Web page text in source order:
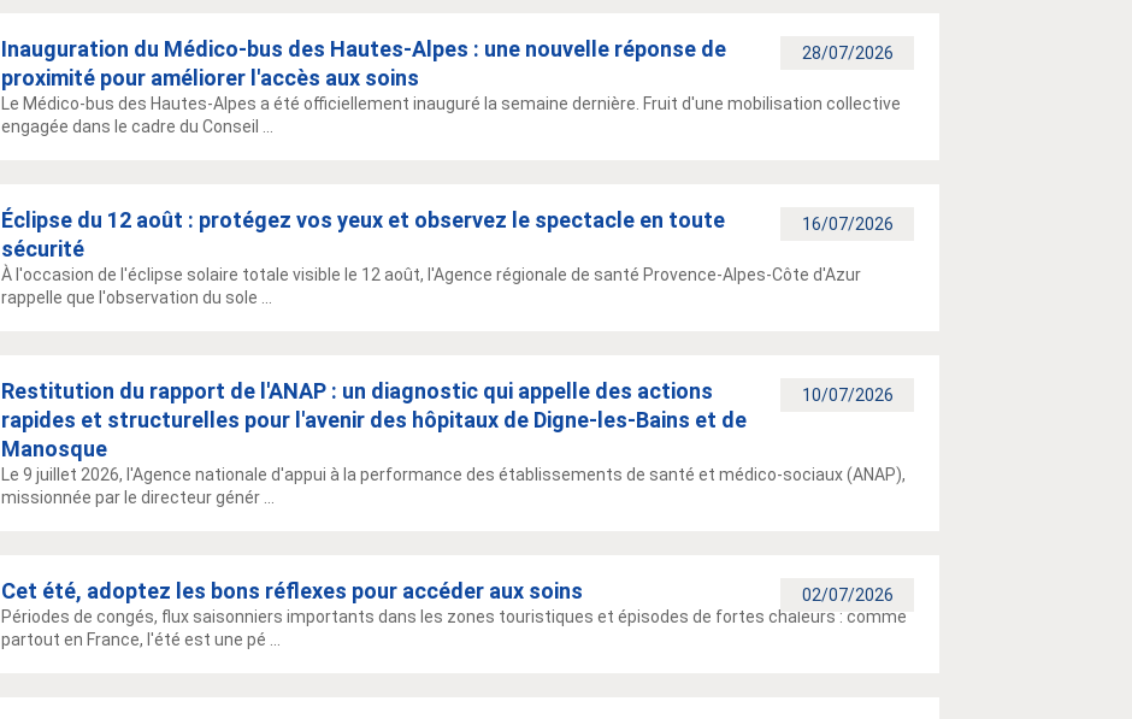
28/07/2026
Inauguration du Médico-bus des Hautes-Alpes : une nouvelle réponse de
proximité pour améliorer l'accès aux soins
Le Médico-bus des Hautes-Alpes a été officiellement inauguré la semaine dernière. Fruit d'une mobilisation collective
engagée dans le cadre du Conseil ...
16/07/2026
Éclipse du 12 août : protégez vos yeux et observez le spectacle en toute
sécurité
À l'occasion de l'éclipse solaire totale visible le 12 août, l'Agence régionale de santé Provence-Alpes-Côte d'Azur
rappelle que l'observation du sole ...
10/07/2026
Restitution du rapport de l'ANAP : un diagnostic qui appelle des actions
rapides et structurelles pour l'avenir des hôpitaux de Digne-les-Bains et de
Manosque
Le 9 juillet 2026, l'Agence nationale d'appui à la performance des établissements de santé et médico-sociaux (ANAP),
missionnée par le directeur génér ...
02/07/2026
Cet été, adoptez les bons réflexes pour accéder aux soins
Périodes de congés, flux saisonniers importants dans les zones touristiques et épisodes de fortes chaleurs : comme
partout en France, l'été est une pé ...